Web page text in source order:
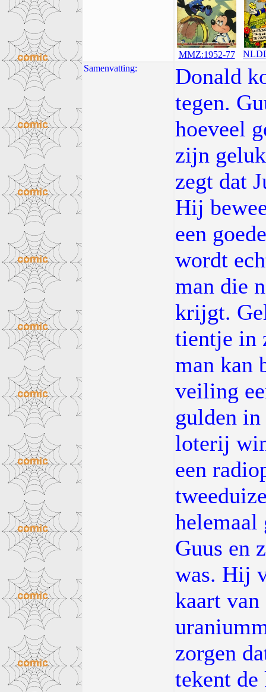
MMZ:1952-77
Samenvatting:
Donald
tegen.
hoeveel
zijn
zegt dat
Hij
een
wordt
man die
krijgt.
tientje in
man kan
veiling
gulden
loterij
een
helemaal
Guus en
was. Hij
kaart van
zorgen
tekent de